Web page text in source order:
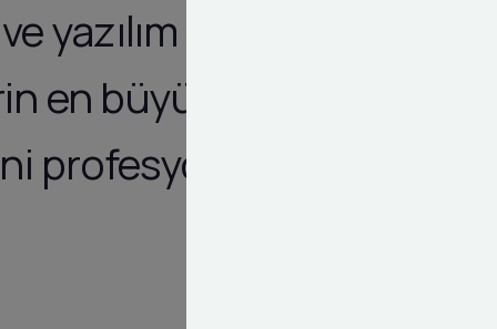
yazılım
en büyük
profesyonel